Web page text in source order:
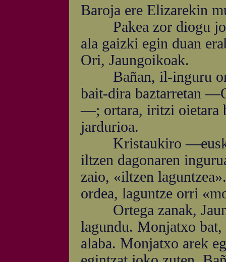
Baroja ere Elizarekin
Pakea zor diogu
ala gaizki egin duan
Ori, Jaungoikoak.
Bañan, il-inguru
bait-dira baztarretan
—; ortara, iritzi oietara
jardurioa.
Kristaukiro
iltzen dagonaren
zaio, «iltzen
ordea, laguntze orri
Ortega zanak,
lagundu. Monjatxo
alaba. Monjatxo arek